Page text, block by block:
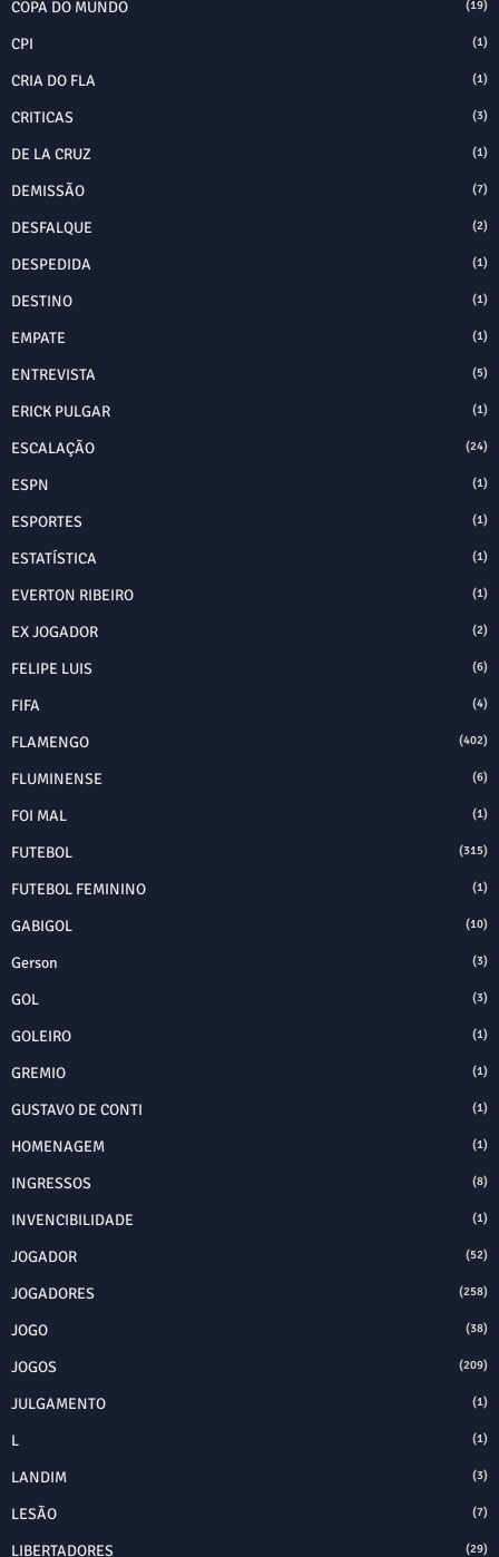
COPA DO MUNDO (19)
CPI (1)
CRIA DO FLA (1)
CRITICAS (3)
DE LA CRUZ (1)
DEMISSÃO (7)
DESFALQUE (2)
DESPEDIDA (1)
DESTINO (1)
EMPATE (1)
ENTREVISTA (5)
ERICK PULGAR (1)
ESCALAÇÃO (24)
ESPN (1)
ESPORTES (1)
ESTATÍSTICA (1)
EVERTON RIBEIRO (1)
EX JOGADOR (2)
FELIPE LUIS (6)
FIFA (4)
FLAMENGO (402)
FLUMINENSE (6)
FOI MAL (1)
FUTEBOL (315)
FUTEBOL FEMININO (1)
GABIGOL (10)
Gerson (3)
GOL (3)
GOLEIRO (1)
GREMIO (1)
GUSTAVO DE CONTI (1)
HOMENAGEM (1)
INGRESSOS (8)
INVENCIBILIDADE (1)
JOGADOR (52)
JOGADORES (258)
JOGO (38)
JOGOS (209)
JULGAMENTO (1)
L (1)
LANDIM (3)
LESÃO (7)
LIBERTADORES (29)